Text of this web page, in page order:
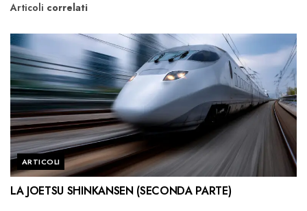
Articoli correlati
ARTICOLI
LA JOETSU SHINKANSEN (SECONDA PARTE)